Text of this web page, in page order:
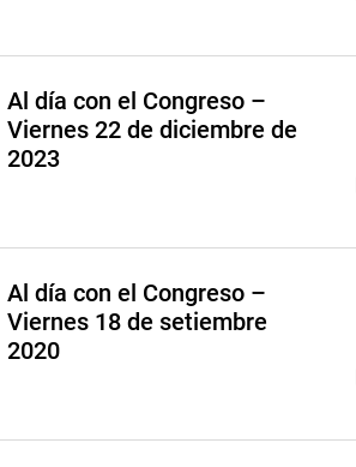
Al día con el Congreso –
Viernes 22 de diciembre de
2023
Al día con el Congreso –
Viernes 18 de setiembre
2020